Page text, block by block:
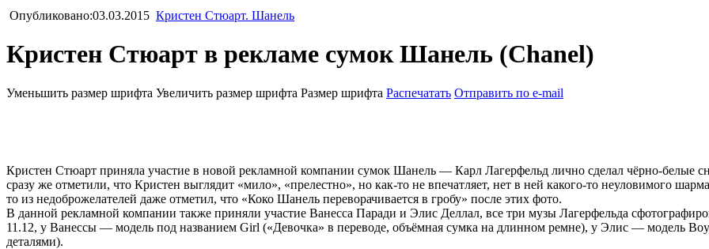
Опубликовано:03.03.2015 Кристен Стюарт. Шанель
Кристен Стюарт в рекламе сумок Шанель (Chanel)
Уменьшить размер шрифта Увеличить размер шрифта Размер шрифта Распечатать Отправить по e-mail
Кристен Стюарт приняла участие в новой рекламной компании сумок Шанель — Карл Лагерфельд лично сделал чёрно-белые
сразу же отметили, что Кристен выглядит «мило», «прелестно», но как-то не впечатляет, нет в ней какого-то неуловимого
то из недоброжелателей даже отметил, что «Коко Шанель переворачивается в гробу» после этих фото.
В данной рекламной компании также приняли участие Ванесса Паради и Элис Деллал, все три музы Лагерфельда
11.12, у Ванессы — модель под названием Girl («Девочка» в переводе, объёмная сумка на длинном ремне), у Элис — модель
деталями).